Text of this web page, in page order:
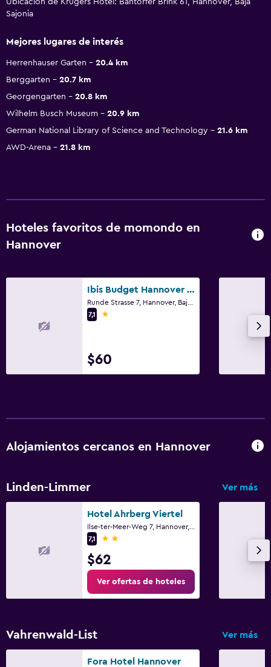
Sajonia
Mejores lugares de interés
Herrenhauser Garten
20.4 km
Berggarten
20.7 km
Georgengarten
20.8 km
Wilhelm Busch Museum
20.9 km
German National Library of Science and Technology
21.6 km
AWD-Arena
21.8 km
Hoteles favoritos de momondo en
Hannover
Ibis Budget Hannover Hauptbahnhof
7,1
1 estrella
$60
Alojamientos cercanos en Hannover
Linden-Limmer Ver más
Hotel Ahrberg Viertel
7,1
2 estrellas
$62
Ver ofertas de hoteles
Vahrenwald-List Ver más
Fora Hotel Hannover